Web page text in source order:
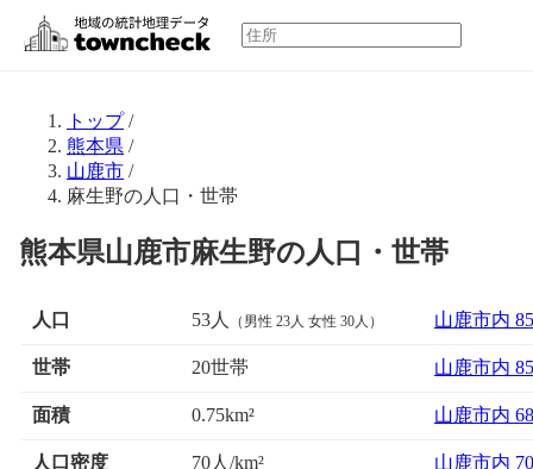
トップ/
熊本県 /
山鹿市 /
麻生野の人口・世帯
熊本県山鹿市麻生野の人口・世帯
人口 53人 （男性 23人 女性 30人） 山鹿市内
世帯 20世帯 山鹿市内
面積 0.75km² 山鹿市内
人口密度 70人/km² 山鹿市内